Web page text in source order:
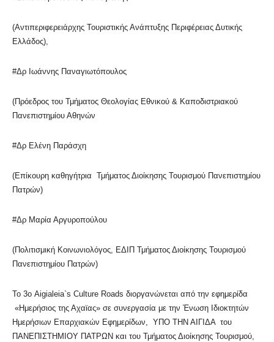
(Αντιπεριφερειάρχης Τουριστικής Ανάπτυξης Περιφέρειας Δυτικής
Ελλάδος),
#Δρ Ιωάννης Παναγιωτόπουλος
(Πρόεδρος του Τμήματος Θεολογίας Εθνικού & Καποδιστριακού
Πανεπιστημίου Αθηνών
#Δρ Ελένη Παράσχη
(Επίκουρη καθηγήτρια Τμήματος Διοίκησης Τουρισμού Πανεπιστημίου
Πατρών)
#Δρ Μαρία Αργυροπούλου
(Πολιτισμική Κοινωνιολόγος, ΕΔΙΠ Τμήματος Διοίκησης Τουρισμού
Πανεπιστημίου Πατρών)
Το 3ο Aigialeia`s Culture Roads διοργανώνεται από την εφημερίδα
«Ημερήσιος της Αχαϊας» σε συνεργασία με την Ένωση Ιδιοκτητών
Ημερήσιων Επαρχιακών Εφημερίδων, ΥΠΟ ΤΗΝ ΑΙΓΙΔΑ του
ΠΑΝΕΠΙΣΤΗΜΙΟΥ ΠΑΤΡΩΝ και του Τμήματος Διοίκησης Τουρισμού,